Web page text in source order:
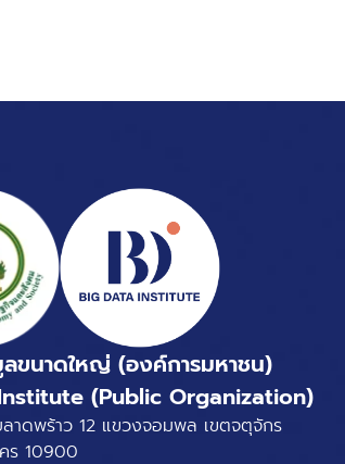
ขนาดใหญ่ (องค์การมหาชน)
(Public Organization)
าดพร้าว 12 แขวงจอมพล เขตจตุจักร
ร 10900